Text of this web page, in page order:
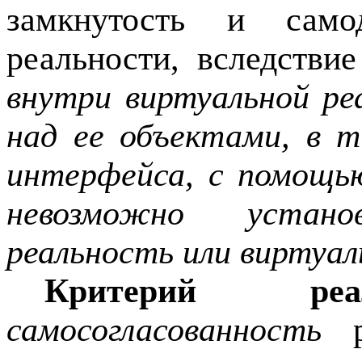
замкнутость и
реальности,
внутри виртуальной
над ее объектами, в
интерфейса, с
невозможно
реальность или
Критерий
самосогласованность